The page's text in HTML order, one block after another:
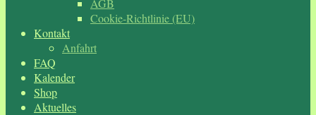
AGB
Cookie-Richtlinie (EU)
Kontakt
Anfahrt
FAQ
Kalender
Shop
Aktuelles